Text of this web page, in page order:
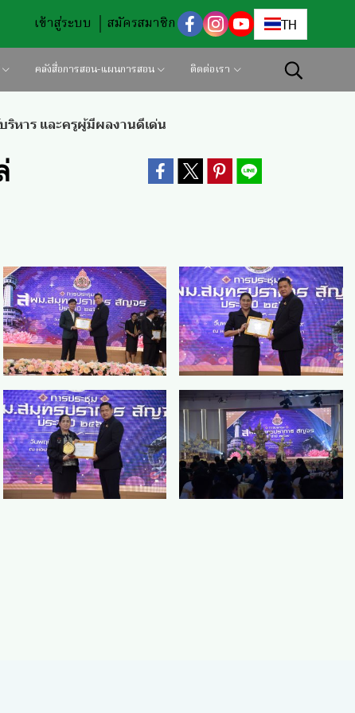
เข้าสู่ระบบ สมัครสมาชิก TH
คลังสื่อการสอน-แผนการสอน ติดต่อเรา
หาร และครูผู้มีผลงานดีเด่น